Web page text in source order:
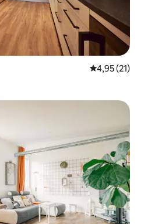
Gemiddelde
4,95 (21)